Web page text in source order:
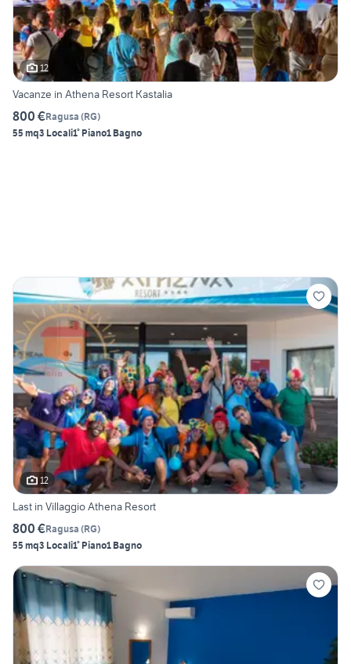
12
Vacanze in Athena Resort Kastalia
800 €Ragusa (RG)
55 mq3 Locali1° Piano1 Bagno
12
Last in Villaggio Athena Resort
800 €Ragusa (RG)
55 mq3 Locali1° Piano1 Bagno